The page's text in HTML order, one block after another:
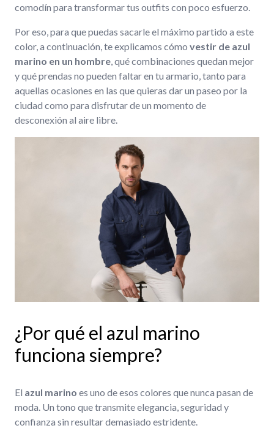
comodín para transformar tus outfits con poco esfuerzo.
Por eso, para que puedas sacarle el máximo partido a este
color, a continuación, te explicamos cómo vestir de azul
marino en un hombre, qué combinaciones quedan mejor
y qué prendas no pueden faltar en tu armario, tanto para
aquellas ocasiones en las que quieras dar un paseo por la
ciudad como para disfrutar de un momento de
desconexión al aire libre.
¿Por qué el azul marino
funciona siempre?
El azul marino es uno de esos colores que nunca pasan de
moda. Un tono que transmite elegancia, seguridad y
confianza sin resultar demasiado estridente.